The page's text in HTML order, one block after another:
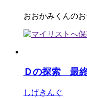
おおかみくんの
Ｄの探索 最
しげきんぐ